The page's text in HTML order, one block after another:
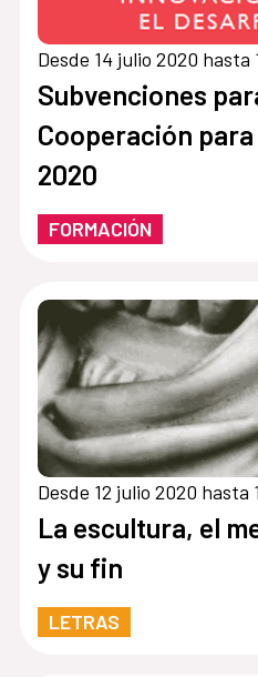
Desde 14 julio 2020 hasta
Subvenciones
Cooperación
2020
FORMACIÓN
Desde 12 julio 2020 hasta
La escultura, el
y su fin
LETRAS